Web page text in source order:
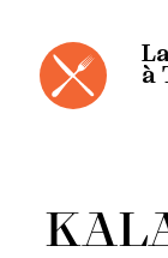
contenu
à